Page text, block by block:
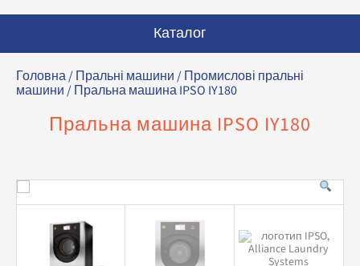
Каталог
Пральні машини
Сушильні машини
Прасувальні машини
Аквачистка та хімчистка
Допоміжне обладнання
Професійна хімія
Головна/Пральні машини/Промислові пральні
машини/ Пральна машина IPSO IY180
Пральна машина IPSO IY180